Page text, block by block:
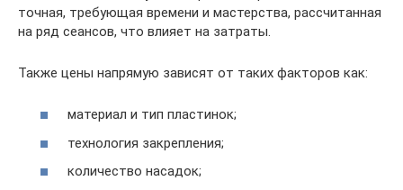
точная, требующая времени и мастерства, рассчитанная
на ряд сеансов, что влияет на затраты.
Также цены напрямую зависят от таких факторов как:
материал и тип пластинок;
технология закрепления;
количество насадок;